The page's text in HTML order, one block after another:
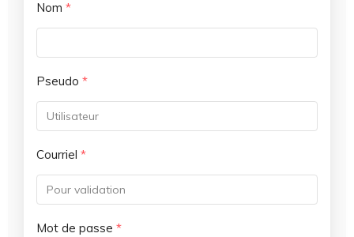
Nom *
Pseudo *
Courriel *
Mot de passe *